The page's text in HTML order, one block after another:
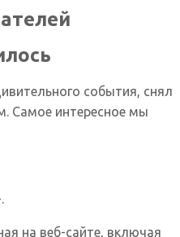
события, снял
Самое интересное мы
на веб-сайте, включая